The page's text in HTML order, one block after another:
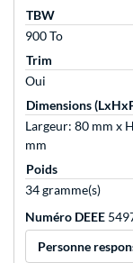
TBW
900 To
Trim
Oui
Dimensions
Largeur: 80 mm x
mm
Poids
34 gramme(s)
Numéro DEEE
Personne